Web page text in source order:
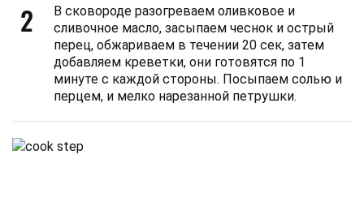
2
В сковороде разогреваем оливковое и
сливочное масло, засыпаем чеснок и острый
перец, обжариваем в течении 20 сек, затем
добавляем креветки, они готовятся по 1
минуте с каждой стороны. Посыпаем солью и
перцем, и мелко нарезанной петрушки.